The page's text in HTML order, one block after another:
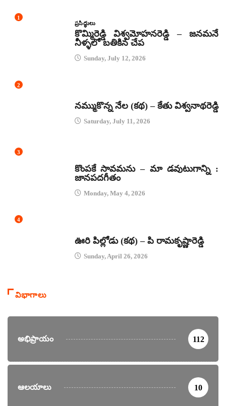
1
ప్రసిద్ధులు
కొమ్మిరెడ్డి విశ్వమోహనరెడ్డి – జనమనే
నీళ్ళలో బతికిన చేప
Sunday, July 12, 2026
2
నమ్ముకొన్న నేల (కథ) – కేతు విశ్వనాథరెడ్డి
Saturday, July 11, 2026
3
కొంపకే సావమను – మా డవుటుగాన్ని :
జానపదగీతం
Monday, May 4, 2026
4
ఊరి పిల్లోడు (కథ) – పి రామకృష్ణారెడ్డి
Sunday, April 26, 2026
విభాగాలు
అభిప్రాయం 112
ఆలయాలు 10